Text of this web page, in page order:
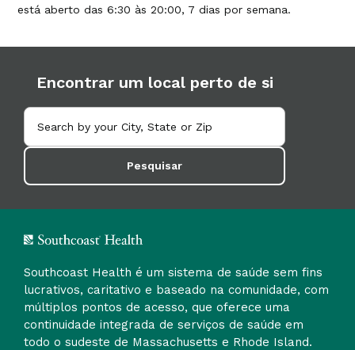
está aberto das 6:30 às 20:00, 7 dias por semana.
Encontrar um local perto de si
Pesquisar
Southcoast Health é um sistema de saúde sem fins
lucrativos, caritativo e baseado na comunidade, com
múltiplos pontos de acesso, que oferece uma
continuidade integrada de serviços de saúde em
todo o sudeste de Massachusetts e Rhode Island.